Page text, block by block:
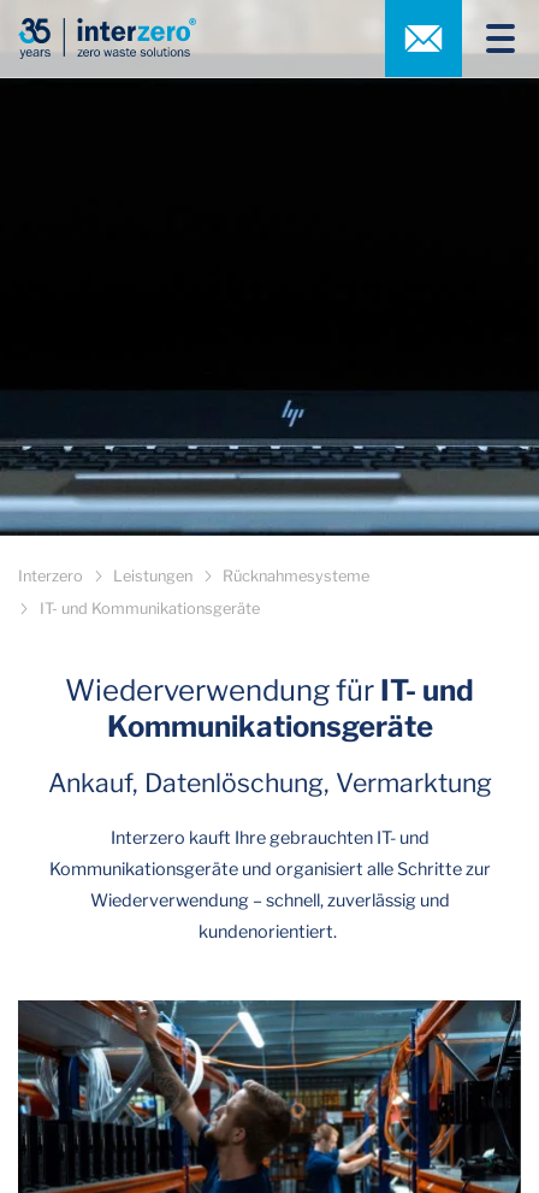
Interzero Leistungen
Rücknahmesysteme
IT- und Kommunikationsgeräte
Wiederverwendung für IT- und
Kommunikationsgeräte
Ankauf, Datenlöschung, Vermarktung
Interzero kauft Ihre gebrauchten IT- und
Kommunikationsgeräte und organisiert alle Schritte zur
Wiederverwendung – schnell, zuverlässig und
kundenorientiert.